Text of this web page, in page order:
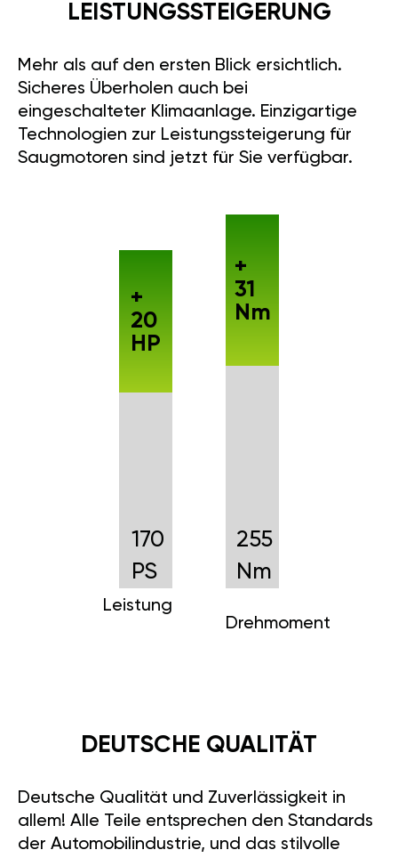
LEISTUNGSSTEIGERUNG
Mehr als auf den ersten Blick ersichtlich.
Sicheres Überholen auch bei
eingeschalteter Klimaanlage. Einzigartige
Technologien zur Leistungssteigerung für
Saugmotoren sind jetzt für Sie verfügbar.
170
PS
Leistung
+
20
HP
255
Nm
Drehmoment
+
31
Nm
DEUTSCHE QUALITÄT
Deutsche Qualität und Zuverlässigkeit in
allem! Alle Teile entsprechen den Standards
der Automobilindustrie, und das stilvolle